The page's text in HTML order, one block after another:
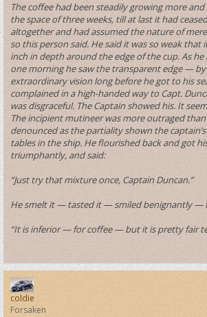
The coffee had been steadily growing more
the space of three weeks, till at last it had
altogether and had assumed the nature of
so this person said. He said it was so weak that
inch in depth around the edge of the cup. As
one morning he saw the transparent edge — by
extraordinary vision long before he got to his
complained in a high-handed way to Capt.
was disgraceful. The Captain showed his. It
The incipient mutineer was more outraged
denounced as the partiality shown the
tables in the ship. He flourished back and got
triumphantly, and said:
“Just try that mixture once, Captain Duncan.”
He smelt it — tasted it — smiled benignantly —
“It is inferior — for coffee — but it is pretty fair
coldie
Forsaken